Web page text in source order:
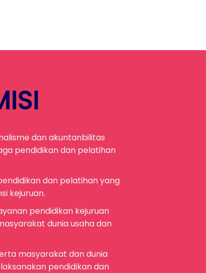
dan akuntanbilitas
pendidikan dan pelatihan
dan pelatihan yang
kejuruan.
pendidikan kejuruan
dunia usaha dan
masyarakat dan dunia
pendidikan dan